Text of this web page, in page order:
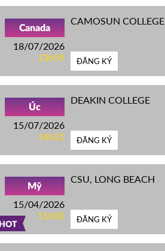
Canada
18/07/2026
13h59
CAMOSUN COLLEGE
ĐĂNG KÝ
Úc
15/07/2026
14h21
DEAKIN COLLEGE
ĐĂNG KÝ
HOT
Mỹ
15/04/2026
11h00
CSU, LONG BEACH
ĐĂNG KÝ